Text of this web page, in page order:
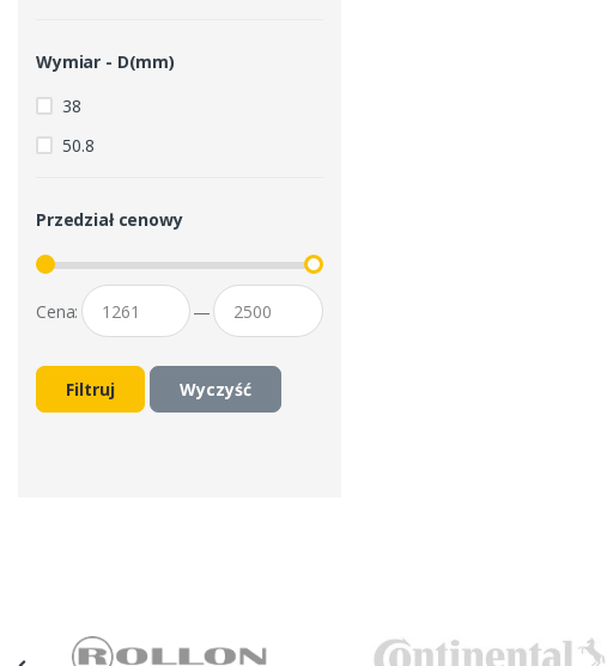
Wymiar - D(mm)
38
50.8
Przedział cenowy
Cena: —
Filtruj Wyczyść